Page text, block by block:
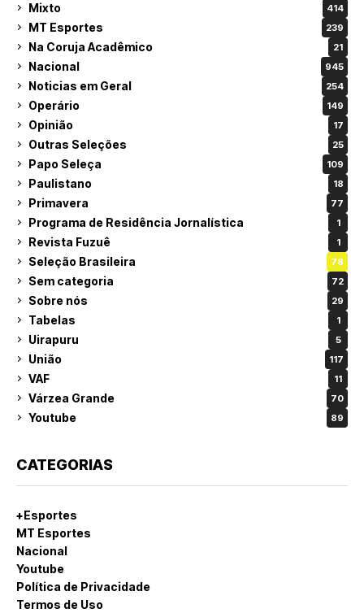
Mixto 414
MT Esportes 239
Na Coruja Acadêmico 21
Nacional 945
Noticias em Geral 254
Operário 149
Opinião 17
Outras Seleções 25
Papo Seleça 109
Paulistano 18
Primavera 77
Programa de Residência Jornalística 1
Revista Fuzuê 1
Seleção Brasileira 78
Sem categoria 72
Sobre nós 29
Tabelas 1
Uirapuru 5
União 117
VAF 11
Várzea Grande 70
Youtube 89
CATEGORIAS
+Esportes
MT Esportes
Nacional
Youtube
Política de Privacidade
Termos de Uso